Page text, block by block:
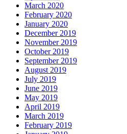
March 2020
February 2020
January 2020
December 2019
November 2019
October 2019
September 2019
August 2019
July 2019
June 2019
May 2019
April 2019
March 2019
February 2019